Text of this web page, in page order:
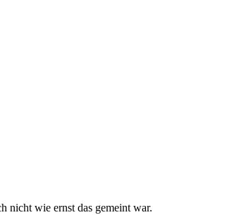
nicht wie ernst das gemeint war.